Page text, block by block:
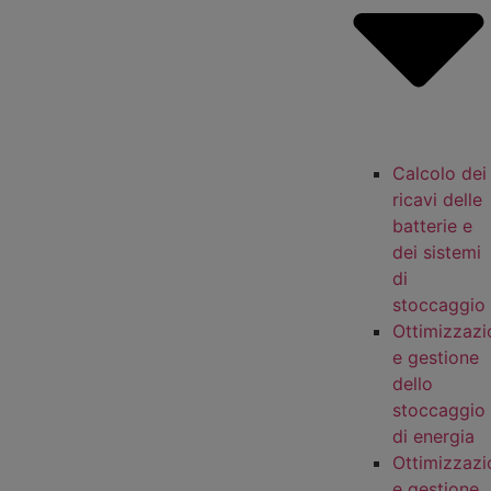
Calcolo dei
ricavi delle
batterie e
dei sistemi
di
stoccaggio
e gestione
dello
stoccaggio
di energia